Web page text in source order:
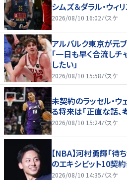
シムズ＆ダラル・ウィ
2026/08/10 16:02バスケ
アルバルク東京が元
「一日も早く合流し
したい」
2026/08/10 15:58バスケ
未契約のラッセル・
る将来は「正直な話、
2026/08/10 15:24バスケ
【NBA】河村勇輝「待
のエキシビット10契
2026/08/10 14:35バスケ